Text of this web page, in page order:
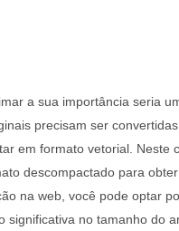
a sua importância seria
precisam ser
em formato vetorial. Neste
descompactado para
na web, você pode optar
no tamanho do